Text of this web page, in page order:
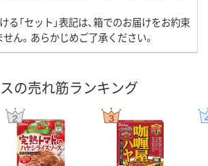
る「セット」表記は、箱でのお届けをお約束
ん。あらかじめご了承ください。
の売れ筋ランキング